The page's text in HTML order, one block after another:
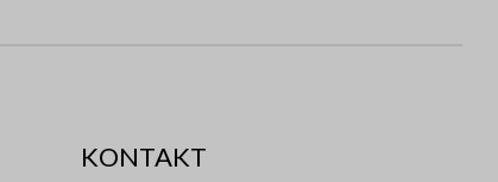
KONTAKT